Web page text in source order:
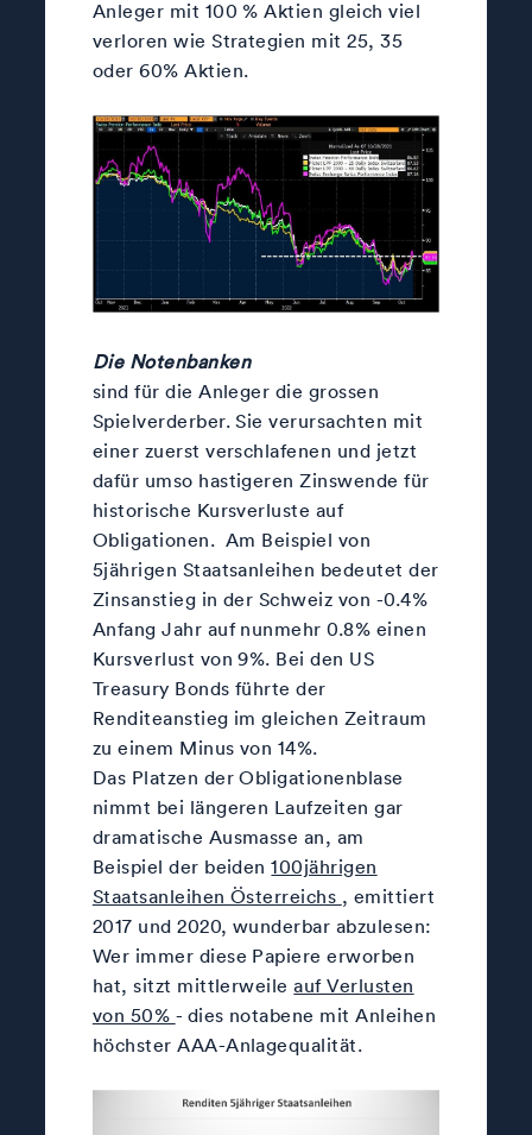
Anleger mit 100 % Aktien gleich viel
verloren wie Strategien mit 25, 35
oder 60% Aktien.
Die Notenbanken
sind für die Anleger die grossen
Spielverderber. Sie verursachten mit
einer zuerst verschlafenen und jetzt
dafür umso hastigeren Zinswende für
historische Kursverluste auf
Obligationen. Am Beispiel von
5jährigen Staatsanleihen bedeutet der
Zinsanstieg in der Schweiz von -0.4%
Anfang Jahr auf nunmehr 0.8% einen
Kursverlust von 9%. Bei den US
Treasury Bonds führte der
Renditeanstieg im gleichen Zeitraum
zu einem Minus von 14%.
Das Platzen der Obligationenblase
nimmt bei längeren Laufzeiten gar
dramatische Ausmasse an, am
Beispiel der beiden100jährigen
Staatsanleihen Österreichs , emittiert
2017 und 2020, wunderbar abzulesen:
Wer immer diese Papiere erworben
hat, sitzt mittlerweileauf Verlusten
von 50% - dies notabene mit Anleihen
höchster AAA-Anlagequalität.